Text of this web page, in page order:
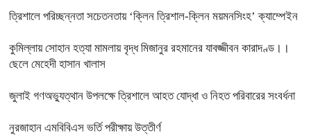
ত্রিশালে পরিচ্ছন্নতা সচেতনতায় ‘ক্লিন ত্রিশাল-ক্লিন ময়মনসিংহ’ ক্যাম্পেইন
কুমিল্লায় সোহান হত্যা মামলায় বৃদ্ধ মিজানুর রহমানের যাবজ্জীবন কারাদণ্ড।।
ছেলে মেহেদী হাসান খালাস
জুলাই গণঅভ্যুত্থান উপলক্ষে ত্রিশালে আহত যোদ্ধা ও নিহত পরিবারের সংবর্ধনা
নুরজাহান এমবিবিএস ভর্তি পরীক্ষায় উত্তীর্ণ